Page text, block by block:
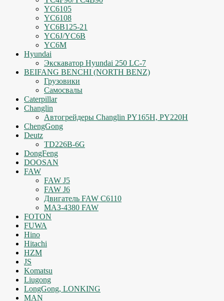
YC6105
YC6108
YC6B125-21
YC6J/YC6B
YC6M
Hyundai
Экскаватор Hyundai 250 LC-7
BEIFANG BENCHI (NORTH BENZ)
Грузовики
Самосвалы
Caterpillar
Changlin
Автогрейдеры Changlin PY165H, PY220H
ChengGong
Deutz
TD226B-6G
DongFeng
DOOSAN
FAW
FAW J5
FAW J6
Двигатель FAW C6110
МАЗ-4380 FAW
FOTON
FUWA
Hino
Hitachi
HZM
JS
Komatsu
Liugong
LongGong, LONKING
MAN